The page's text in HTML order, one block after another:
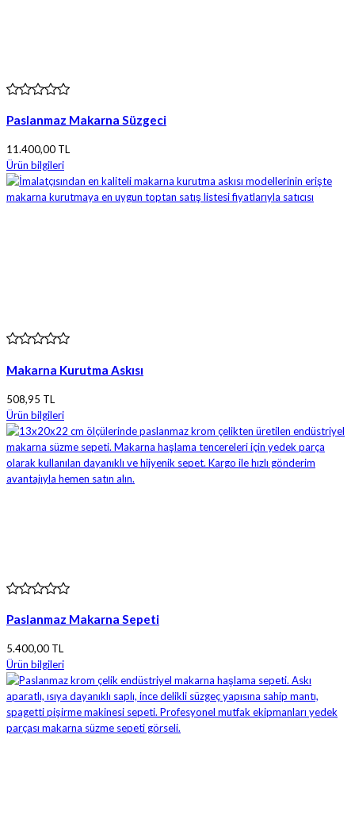
Paslanmaz Makarna Süzgeci
11.400,00 TL
Ürün bilgileri
Makarna Kurutma Askısı
508,95 TL
Ürün bilgileri
Paslanmaz Makarna Sepeti
5.400,00 TL
Ürün bilgileri